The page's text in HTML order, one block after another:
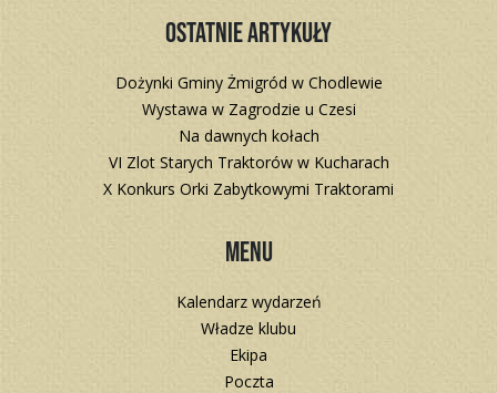
Ostatnie artykuły
Dożynki Gminy Żmigród w Chodlewie
Wystawa w Zagrodzie u Czesi
Na dawnych kołach
VI Zlot Starych Traktorów w Kucharach
X Konkurs Orki Zabytkowymi Traktorami
Menu
Kalendarz wydarzeń
Władze klubu
Ekipa
Poczta